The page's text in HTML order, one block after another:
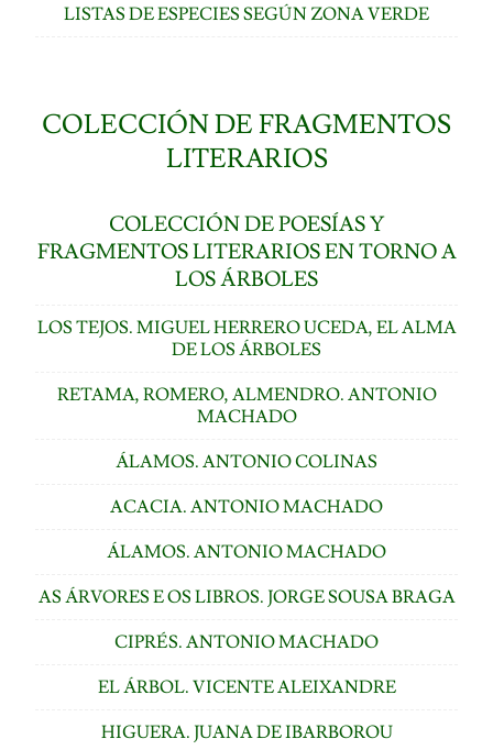
LISTAS DE ESPECIES SEGÚN ZONA VERDE
COLECCIÓN DE FRAGMENTOS
LITERARIOS
COLECCIÓN DE POESÍAS Y
FRAGMENTOS LITERARIOS EN TORNO A
LOS ÁRBOLES
LOS TEJOS. MIGUEL HERRERO UCEDA, EL ALMA
DE LOS ÁRBOLES
RETAMA, ROMERO, ALMENDRO. ANTONIO
MACHADO
ÁLAMOS. ANTONIO COLINAS
ACACIA. ANTONIO MACHADO
ÁLAMOS. ANTONIO MACHADO
AS ÁRVORES E OS LIBROS. JORGE SOUSA BRAGA
CIPRÉS. ANTONIO MACHADO
EL ÁRBOL. VICENTE ALEIXANDRE
HIGUERA. JUANA DE IBARBOROU